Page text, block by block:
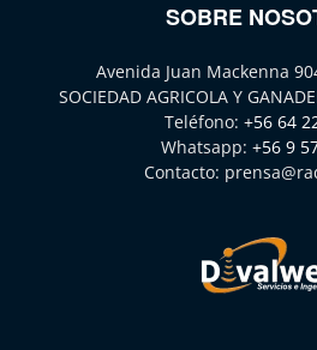
SOBRE
Avenida Juan Mackenna
SOCIEDAD AGRICOLA Y
Teléfono: +56 64
Whatsapp: +56 9
Contacto: